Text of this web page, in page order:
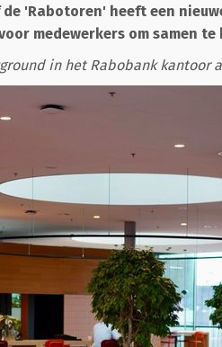
'Rabotoren' heeft een
medewerkers om samen
in het Rabobank kantoor